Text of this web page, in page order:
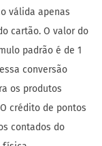
válida apenas
cartão. O valor do
padrão é de 1
conversão
os produtos
crédito de pontos
contados do